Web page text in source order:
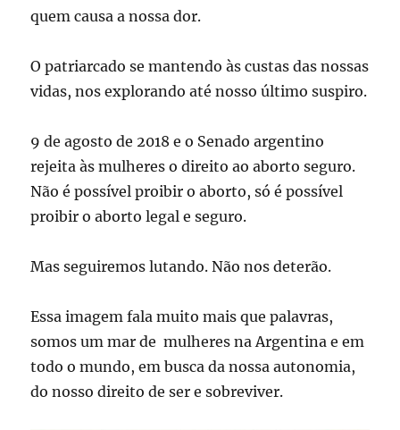
quem causa a nossa dor.
O patriarcado se mantendo às custas das nossas
vidas, nos explorando até nosso último suspiro.
9 de agosto de 2018 e o Senado argentino
rejeita às mulheres o direito ao aborto seguro.
Não é possível proibir o aborto, só é possível
proibir o aborto legal e seguro.
Mas seguiremos lutando. Não nos deterão.
Essa imagem fala muito mais que palavras,
somos um mar de mulheres na Argentina e em
todo o mundo, em busca da nossa autonomia,
do nosso direito de ser e sobreviver.